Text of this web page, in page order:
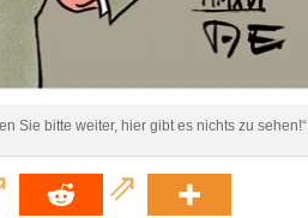
Sie bitte weiter, hier gibt es nichts zu sehen!“